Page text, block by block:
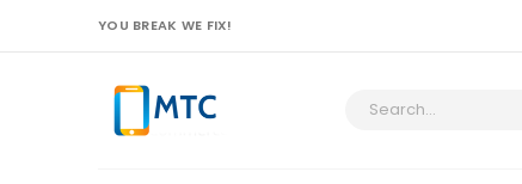
YOU BREAK WE FIX!